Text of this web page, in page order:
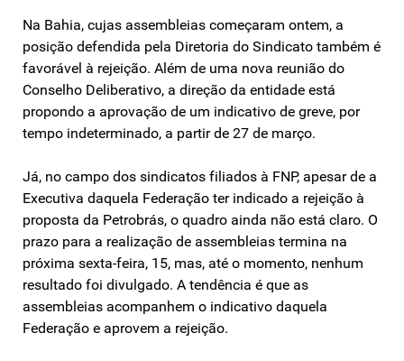
Na Bahia, cujas assembleias começaram ontem, a
posição defendida pela Diretoria do Sindicato também é
favorável à rejeição. Além de uma nova reunião do
Conselho Deliberativo, a direção da entidade está
propondo a aprovação de um indicativo de greve, por
tempo indeterminado, a partir de 27 de março.
Já, no campo dos sindicatos filiados à FNP, apesar de a
Executiva daquela Federação ter indicado a rejeição à
proposta da Petrobrás, o quadro ainda não está claro. O
prazo para a realização de assembleias termina na
próxima sexta-feira, 15, mas, até o momento, nenhum
resultado foi divulgado. A tendência é que as
assembleias acompanhem o indicativo daquela
Federação e aprovem a rejeição.